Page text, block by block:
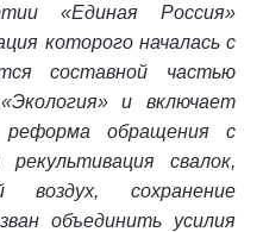
«Единая Россия»
которого началась с
составной частью
и включает
реформа обращения с
свалок,
сохранение
объединить усилия